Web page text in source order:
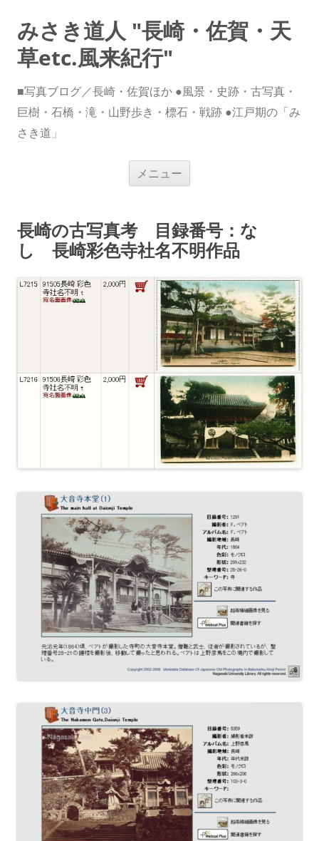
みさき道人 "長崎・佐賀・天
草etc.風来紀行"
■写真ブログ／長崎・佐賀ほか ●風景・史跡・古写真・
巨樹・石橋・滝・山野歩き・標石・戦跡 ●江戸期の「み
さき道」
メニュー
ス
キ
ッ
プ
長崎の古写真考 目録番号：な
し 長崎彩色寺社名不明作品